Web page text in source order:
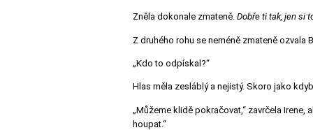
Zněla dokonale zmateně. Dobře ti tak, jen si
Z druhého rohu se neméně zmateně ozvala
„Kdo to odpískal?“
Hlas měla zesláblý a nejistý. Skoro jako
„Můžeme klidě pokračovat,“ zavrčela
houpat.“